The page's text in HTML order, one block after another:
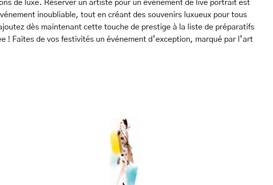
de luxe. Réserver un artiste pour un événement de live portrait est
inoubliable, tout en créant des souvenirs luxueux pour tous
dès maintenant cette touche de prestige à la liste de préparatifs
! Faites de vos festivités un événement d’exception, marqué par l’art